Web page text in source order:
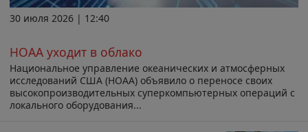
30 июля 2026 | 12:40
НОАА уходит в облако
Национальное управление океанических и атмосферных
исследований США (НОАА) объявило о переносе своих
высокопроизводительных суперкомпьютерных операций с
локального оборудования...